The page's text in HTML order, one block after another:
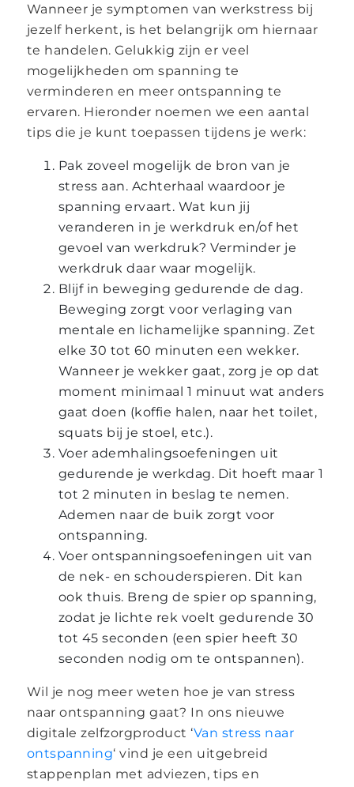
Wanneer je symptomen van werkstress bij
jezelf herkent, is het belangrijk om hiernaar
te handelen. Gelukkig zijn er veel
mogelijkheden om spanning te
verminderen en meer ontspanning te
ervaren. Hieronder noemen we een aantal
tips die je kunt toepassen tijdens je werk:
Pak zoveel mogelijk de bron van je
stress aan. Achterhaal waardoor je
spanning ervaart. Wat kun jij
veranderen in je werkdruk en/of het
gevoel van werkdruk? Verminder je
werkdruk daar waar mogelijk.
Blijf in beweging gedurende de dag.
Beweging zorgt voor verlaging van
mentale en lichamelijke spanning. Zet
elke 30 tot 60 minuten een wekker.
Wanneer je wekker gaat, zorg je op dat
moment minimaal 1 minuut wat anders
gaat doen (koffie halen, naar het toilet,
squats bij je stoel, etc.).
Voer ademhalingsoefeningen uit
gedurende je werkdag. Dit hoeft maar 1
tot 2 minuten in beslag te nemen.
Ademen naar de buik zorgt voor
ontspanning.
Voer ontspanningsoefeningen uit van
de nek- en schouderspieren. Dit kan
ook thuis. Breng de spier op spanning,
zodat je lichte rek voelt gedurende 30
tot 45 seconden (een spier heeft 30
seconden nodig om te ontspannen).
Wil je nog meer weten hoe je van stress
naar ontspanning gaat? In ons nieuwe
digitale zelfzorgproduct ‘Van stress naar
ontspanning‘ vind je een uitgebreid
stappenplan met adviezen, tips en